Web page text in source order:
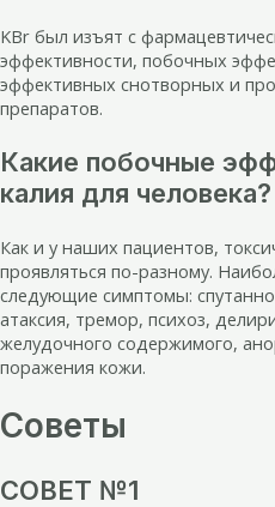
KBr был изъят с
эффективности, побочных
эффективных снотворных и
препаратов.
Какие побочные
калия для человека?
Как и у наших пациентов,
проявляться по-разному.
следующие симптомы:
атаксия, тремор, психоз,
желудочного содержимого,
поражения кожи.
Советы
СОВЕТ №1